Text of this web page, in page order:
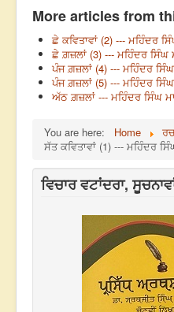
More articles from
ਛੇ ਕਵਿਤਾਵਾਂ (2) --- ਮਹਿੰਦਰ
ਛੇ ਗ਼ਜ਼ਲਾਂ (3) --- ਮਹਿੰਦਰ ਸਿੰਘ
ਪੰਜ ਗ਼ਜ਼ਲਾਂ (4) --- ਮਹਿੰਦਰ
ਪੰਜ ਗ਼ਜ਼ਲਾਂ (5) --- ਮਹਿੰਦਰ
ਅੱਠ ਗ਼ਜ਼ਲਾਂ --- ਮਹਿੰਦਰ ਸਿੰਘ
You are here: Home
ਸੱਤ ਕਵਿਤਾਵਾਂ (1) --- ਮਹਿੰਦਰ
ਵਿਚਾਰ ਵਟਾਂਦਰਾ,